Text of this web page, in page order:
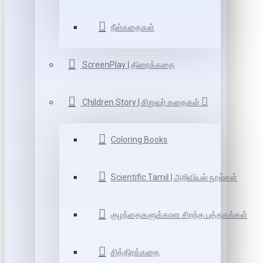
நீள்கதைகள்
ScreenPlay | திரைக்கதை
Children Story | சிறுவர் கதைகள்
Coloring Books
Scientific Tamil | அறிவியல் நூல்கள்
குழந்தைகளுக்கான சிறந்த புத்தகங்கள்
சித்திரக்கதை